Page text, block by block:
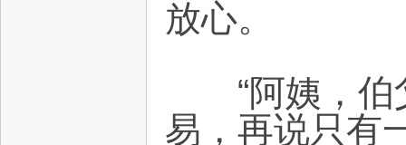
放心。
“阿姨，伯
易，再说只有